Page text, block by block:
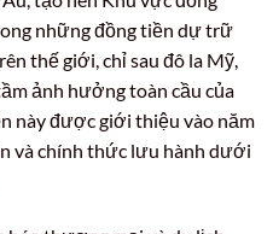
những đồng tiền dự trữ
thế giới, chỉ sau đô la Mỹ,
ảnh hưởng toàn cầu của
này được giới thiệu vào năm
và chính thức lưu hành dưới